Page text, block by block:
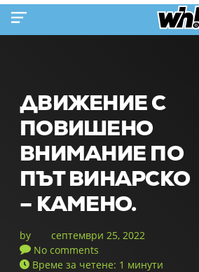
ДВИЖЕНИЕ С
ПОВИШЕНО
ВНИМАНИЕ ПО
ПЪТ ВИНАРСКО
– КАМЕНО.
by
септември 25, 2022
No comments
Време за четене: 1 минути